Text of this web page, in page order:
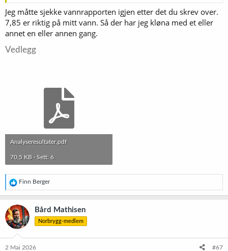
Jeg måtte sjekke vannrapporten igjen etter det du skrev over.
7,85 er riktig på mitt vann. Så der har jeg kløna med et eller
annet en eller annen gang.
Vedlegg
Analyseresultater.pdf
70,5 KB · Sett: 6
R
e
a
k
s
j
o
e
Finn Berger
Bård Mathisen
Norbrygg-medlem
2 Mai 2026 #67